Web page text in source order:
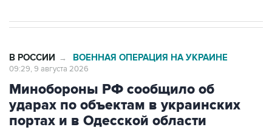
В РОССИИ → ВОЕННАЯ ОПЕРАЦИЯ НА УКРАИНЕ
09:29, 9 августа 2026
Минобороны РФ сообщило об
ударах по объектам в украинских
портах и в Одесской области